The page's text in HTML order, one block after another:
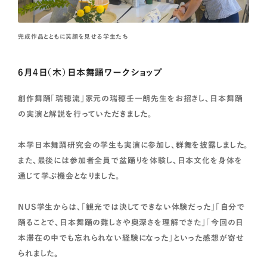
完成作品とともに笑顔を見せる学生たち
6月4日（木）日本舞踊ワークショップ
創作舞踊「瑞穂流」家元の瑞穂壬一朗先生をお招きし、日本舞踊
の実演と解説を行っていただきました。
本学日本舞踊研究会の学生も実演に参加し、群舞を披露しました。
また、最後には参加者全員で盆踊りを体験し、日本文化を身体を
通じて学ぶ機会となりました。
NUS学生からは、「観光では決してできない体験だった」「自分で
踊ることで、日本舞踊の難しさや奥深さを理解できた」「今回の日
本滞在の中でも忘れられない経験になった」といった感想が寄せ
られました。